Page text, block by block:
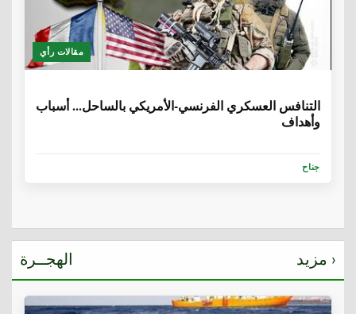
مقالات رأي
التنافس العسكري الفرنسي-الأمريكي بالساحل... أسباب
وأهداف
جناح
الهجــرة مزيد ›